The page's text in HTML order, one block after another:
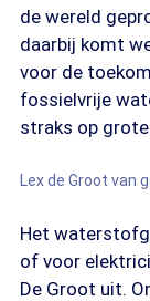
de wereld
daarbij komt
voor de
fossielvrije
straks op
Lex de Groot
Het
of voor
De Groot uit.